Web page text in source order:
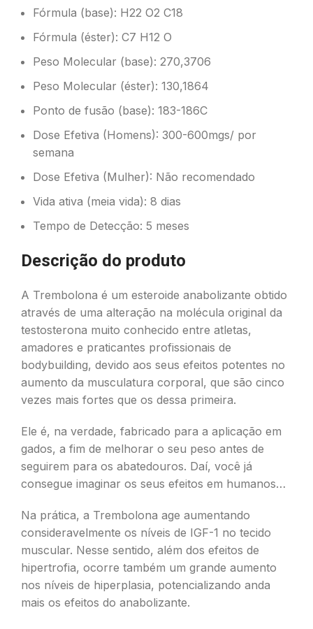
Fórmula (base): H22 O2 C18
Fórmula (éster): C7 H12 O
Peso Molecular (base): 270,3706
Peso Molecular (éster): 130,1864
Ponto de fusão (base): 183-186C
Dose Efetiva (Homens): 300-600mgs/ por
semana
Dose Efetiva (Mulher): Não recomendado
Vida ativa (meia vida): 8 dias
Tempo de Detecção: 5 meses
Descrição do produto
A Trembolona é um esteroide anabolizante obtido
através de uma alteração na molécula original da
testosterona muito conhecido entre atletas,
amadores e praticantes profissionais de
bodybuilding, devido aos seus efeitos potentes no
aumento da musculatura corporal, que são cinco
vezes mais fortes que os dessa primeira.
Ele é, na verdade, fabricado para a aplicação em
gados, a fim de melhorar o seu peso antes de
seguirem para os abatedouros. Daí, você já
consegue imaginar os seus efeitos em humanos…
Na prática, a Trembolona age aumentando
consideravelmente os níveis de IGF-1 no tecido
muscular. Nesse sentido, além dos efeitos de
hipertrofia, ocorre também um grande aumento
nos níveis de hiperplasia, potencializando anda
mais os efeitos do anabolizante.